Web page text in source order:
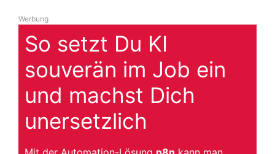
Werbung
So setzt Du KI
souverän im Job ein
und machst Dich
unersetzlich